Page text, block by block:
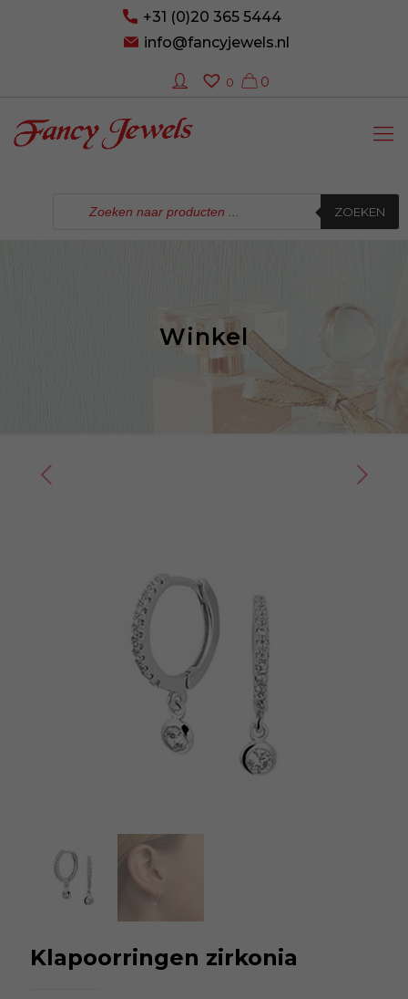
+31 (0)20 365 5444
info@fancyjewels.nl
0
0
zoeken
ZOEKEN
Winkel
Klapoorringen zirkonia